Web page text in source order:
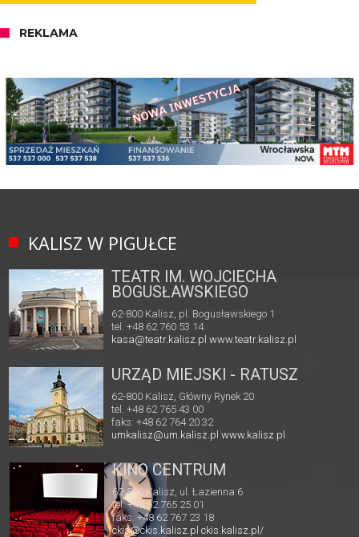
REKLAMA
KALISZ W PIGUŁCE
TEATR IM. WOJCIECHA
BOGUSŁAWSKIEGO
62-800 Kalisz, pl. Bogusławskiego 1
tel. +48 62 760 53 14
kasa@teatr.kalisz.pl www.teatr.kalisz.pl
URZĄD MIEJSKI - RATUSZ
62-800 Kalisz, Główny Rynek 20
tel. +48 62 765 43 00
faks: +48 62 764 20 32
umkalisz@um.kalisz.plwww.kalisz.pl
KINO CENTRUM
62-800 Kalisz, ul. Łazienna 6
tel. +48 62 765 25 01
faks. +48 62 767 23 18
ckis@ckis.kalisz.pl ckis.kalisz.pl/